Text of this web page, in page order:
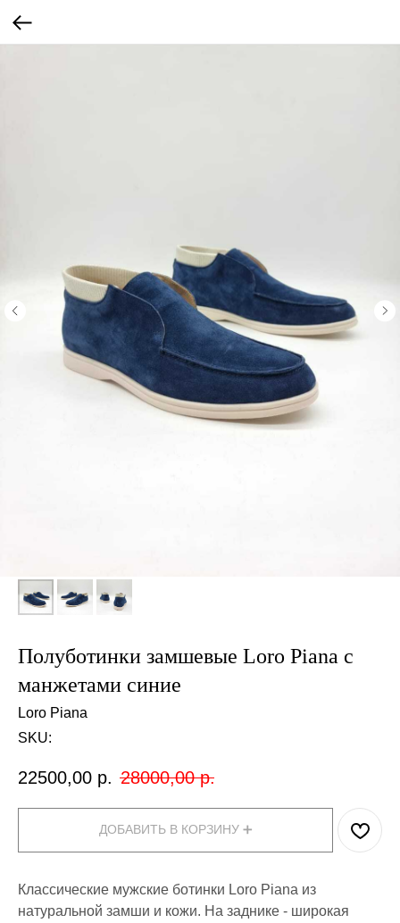
Полуботинки замшевые Loro Piana с
манжетами синие
Loro Piana
SKU:
22500,00 р. 28000,00 р.
ДОБАВИТЬ В КОРЗИНУ ➕
Классические мужские ботинки Loro Piana из
натуральной замши и кожи. На заднике - широкая